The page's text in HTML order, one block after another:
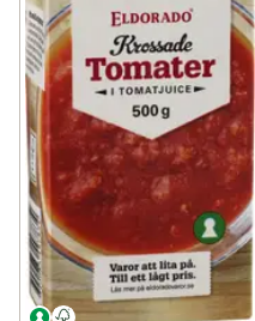
✓ Tex mex (125)
✓ Asien (223)
✓ Sylt & socker (150)
✓ Senap & ketchup
✓ Majonnäs (31)
✓ Flingor, müsli & gröt (157)
✓ Bönor (36)
✓ Oliver (65)
✓ Inlagd gurka (18)
✓ Övriga konserver (41)
✓ Pesto & tapenade (27)
✓ Kikärtor (6)